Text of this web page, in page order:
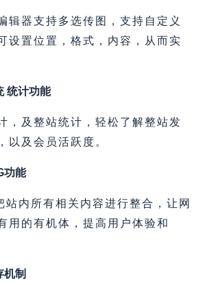
辑器支持多选传图，支持自定义
设置位置，格式，内容，从而实
统计功能
，及整站统计，轻松了解整站发
以及会员活跃度。
功能
站内所有相关内容进行整合，让网
用的有机体，提高用户体验和
机制